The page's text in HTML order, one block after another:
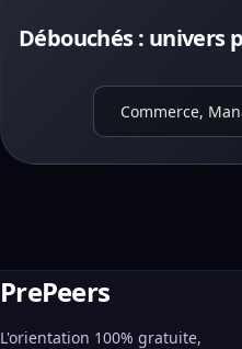
Débouchés : univers
Commerce,
PrePeers
L'orientation 100% gratuite,